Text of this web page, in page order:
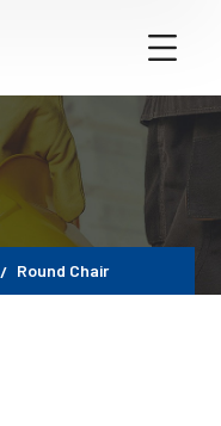
Round Chair